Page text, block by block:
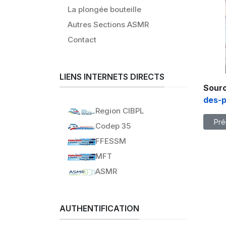
des-
La plongée bouteille
Autres Sections ASMR
Contact
LIENS INTERNETS DIRECTS
Region CIBPL
Codep 35
FFESSM
MFT
ASMR
AUTHENTIFICATION